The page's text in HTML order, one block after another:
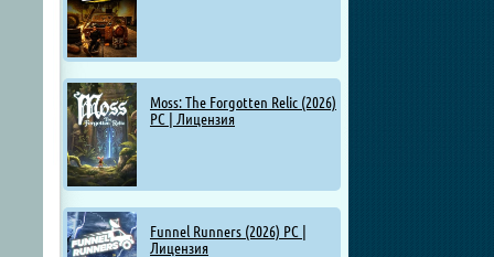
Moss: The Forgotten Relic (2026)
PC | Лицензия
Funnel Runners (2026) PC |
Лицензия